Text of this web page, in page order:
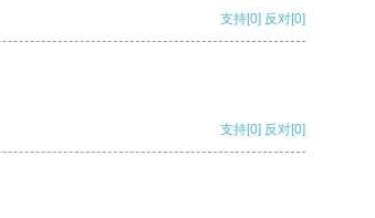
支持[0] 反对[0]
支持[0] 反对[0]